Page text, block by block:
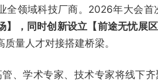
全领域科技厂商。2026年大会首
】，同时创新设立【前途无忧展区
量人才对接搭建桥梁。
、学术专家、技术专家将线下